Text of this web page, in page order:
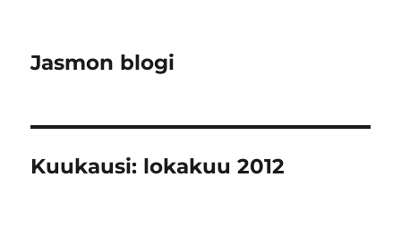
Jasmon blogi
Kuukausi: lokakuu 2012